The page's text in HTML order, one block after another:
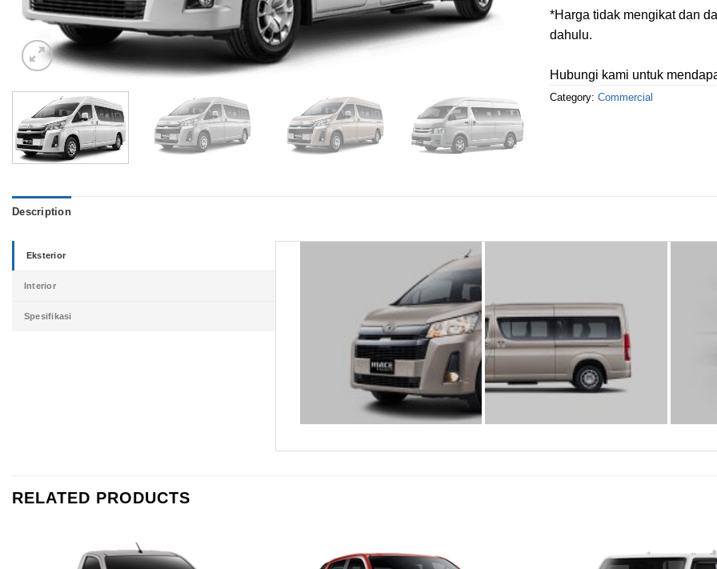
*Harga tidak mengikat dan
dahulu.
Hubungi kami untuk
Category: Commercial
Description
Eksterior
Interior
Spesifikasi
RELATED PRODUCTS